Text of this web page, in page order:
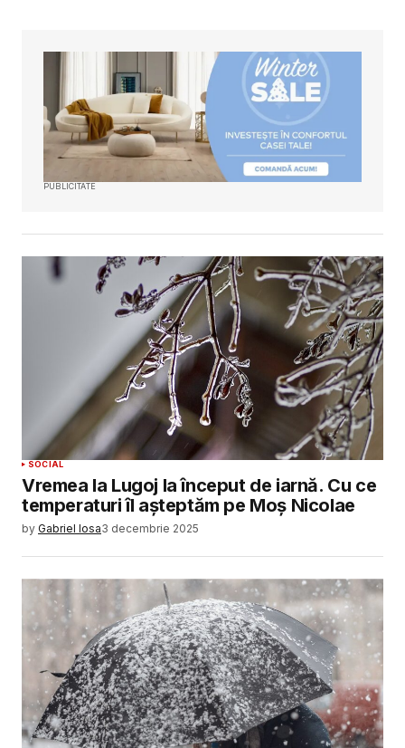
PUBLICITATE
SOCIAL
Vremea la Lugoj la început de iarnă. Cu ce
temperaturi îl așteptăm pe Moș Nicolae
by Gabriel Iosa3 decembrie 2025